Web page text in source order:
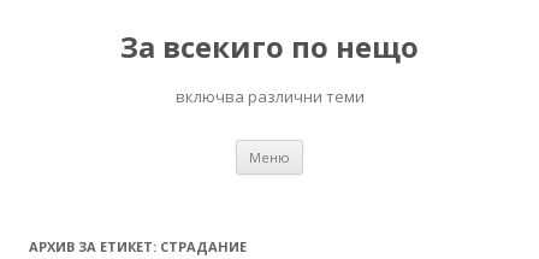
За всекиго по нещо
включва различни теми
Меню
АРХИВ ЗА ЕТИКЕТ: СТРАДАНИЕ